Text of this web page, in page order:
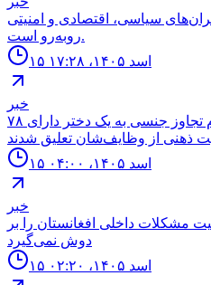
سیاسی، اقتصادی و امنیتی
روبه‌رو است.
۱۵ اسد ۱۴۰۵، ۱۷:۲۸
خبر
۷۸ پولیس در لاهور در پی اتهام تجاوز جنسی به یک دختر دارای
۱۵ اسد ۱۴۰۵، ۰۴:۰۰
خبر
مشکلات داخلی افغانستان را بر
دوش نمی‌گیرد
۱۵ اسد ۱۴۰۵، ۰۲:۲۰